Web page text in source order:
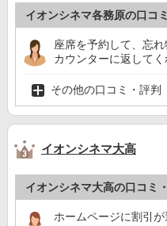
イオンシネマ各務原の口コ
座席を予約して、忘
カウンターに返して
その他の口コミ・評判
イオンシネマ大高
イオンシネマ大高の口コミ
ホームページに割引